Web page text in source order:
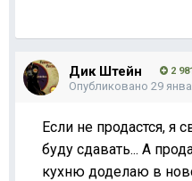
Дик Штейн 2
Опубликовано 29
Если не продастся, я
буду сдавать... А
кухню доделаю в